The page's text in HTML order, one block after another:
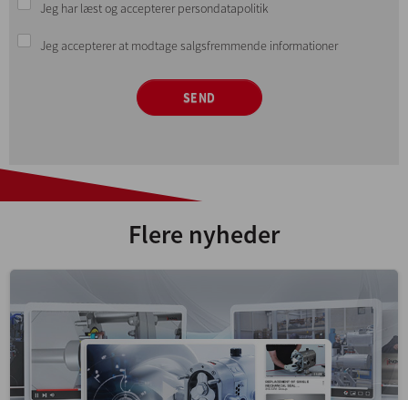
Jeg har læst og accepterer persondatapolitik
Jeg accepterer at modtage salgsfremmende informationer
SEND
Flere nyheder